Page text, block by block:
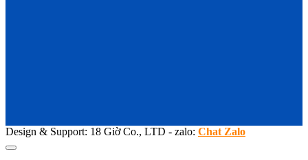
Design & Support: 18 Giờ Co., LTD - zalo: Chat Zalo